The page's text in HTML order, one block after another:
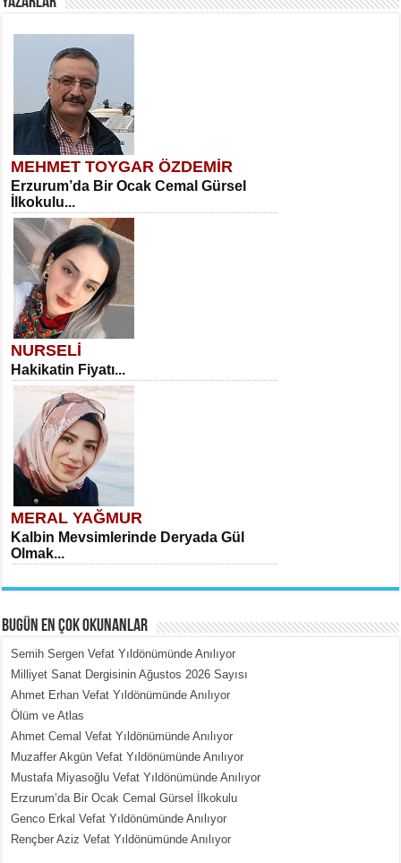
MEHMET TOYGAR ÖZDEMİR
Erzurum’da Bir Ocak Cemal Gürsel
İlkokulu...
NURSELİ
Hakikatin Fiyatı...
MERAL YAĞMUR
Kalbin Mevsimlerinde Deryada Gül
Olmak...
MEHMET ÇOBAN
İçerdeki Put Dışardaki Maskeler...
BUGÜN EN ÇOK OKUNANLAR
Semih Sergen Vefat Yıldönümünde Anılıyor
Milliyet Sanat Dergisinin Ağustos 2026 Sayısı
Ahmet Erhan Vefat Yıldönümünde Anılıyor
Ölüm ve Atlas
Ahmet Cemal Vefat Yıldönümünde Anılıyor
Muzaffer Akgün Vefat Yıldönümünde Anılıyor
Mustafa Miyasoğlu Vefat Yıldönümünde Anılıyor
Erzurum’da Bir Ocak Cemal Gürsel İlkokulu
Genco Erkal Vefat Yıldönümünde Anılıyor
Rençber Aziz Vefat Yıldönümünde Anılıyor